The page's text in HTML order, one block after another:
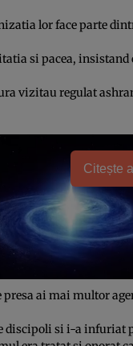
lor face parte
si pacea,
vizitau regulat
Citește
presa ai mai multor
discipoli si i-a infuriat